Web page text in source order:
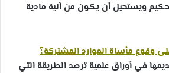
ويستحيل أن يكون من آلية مادية
وقوع مأساة الموارد المشتركة؟
في أوراق علمية ترصد الطريقة التي